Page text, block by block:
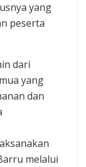
yang
peserta
dari
yang
dan
melalui